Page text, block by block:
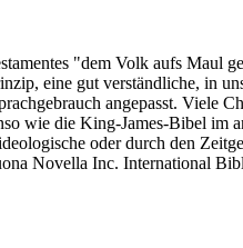
"dem Volk aufs Maul
eine gut verständliche, in
angepasst. Viele
wie die King-James-Bibel im
oder durch den
Novella Inc. International